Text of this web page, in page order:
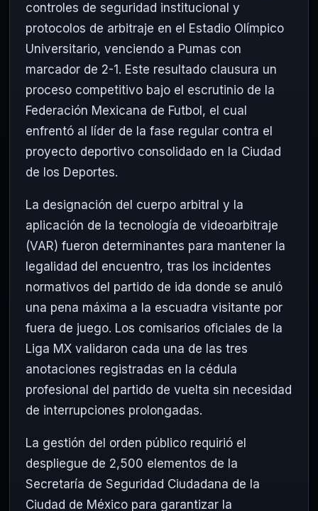
controles de seguridad institucional y
protocolos de arbitraje en el Estadio Olímpico
Universitario, venciendo a Pumas con
marcador de 2-1. Este resultado clausura un
proceso competitivo bajo el escrutinio de la
Federación Mexicana de Futbol, el cual
enfrentó al líder de la fase regular contra el
proyecto deportivo consolidado en la Ciudad
de los Deportes.
La designación del cuerpo arbitral y la
aplicación de la tecnología de videoarbitraje
(VAR) fueron determinantes para mantener la
legalidad del encuentro, tras los incidentes
normativos del partido de ida donde se anuló
una pena máxima a la escuadra visitante por
fuera de juego. Los comisarios oficiales de la
Liga MX validaron cada una de las tres
anotaciones registradas en la cédula
profesional del partido de vuelta sin necesidad
de interrupciones prolongadas.
La gestión del orden público requirió el
despliegue de 2,500 elementos de la
Secretaría de Seguridad Ciudadana de la
Ciudad de México para garantizar la